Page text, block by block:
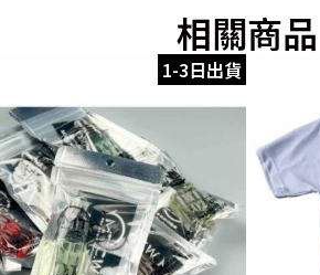
相關商品
1-3日出貨